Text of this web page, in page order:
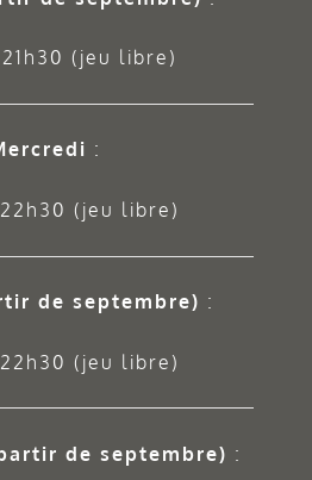
(jeu libre)
:
(jeu libre)
de septembre) :
(jeu libre)
de septembre) :